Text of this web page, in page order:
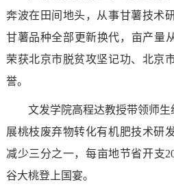
奔波在田间地头，从事甘薯技术
甘薯品种全部更新换代，亩产量
荣获北京市脱贫攻坚记功、北京
誉。
文发学院高程达教授带领师
展桃枝废弃物转化有机肥技术研
减少三分之一，每亩地节省开支
谷大桃登上国宴。